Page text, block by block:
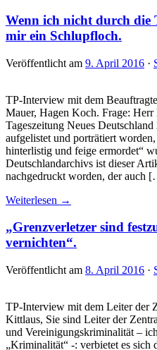
Wenn ich nicht durch die
mir ein Schlupfloch.
Veröffentlicht am 9. April 2016 ·
TP-Interview mit dem
Mauer, Hagen Koch. Frage:
Tageszeitung Neues
aufgelistet und porträtiert
hinterlistig und feige ermordet“
Deutschlandarchivs ist dieser
nachgedruckt worden, der auch
Weiterlesen →
„Grenzverletzer sind
vernichten“.
Veröffentlicht am 8. April 2016 ·
TP-Interview mit dem Leiter
Kittlaus, Sie sind Leiter der
und Vereinigungskriminalität –
„Kriminalität“ -: verbietet es sich